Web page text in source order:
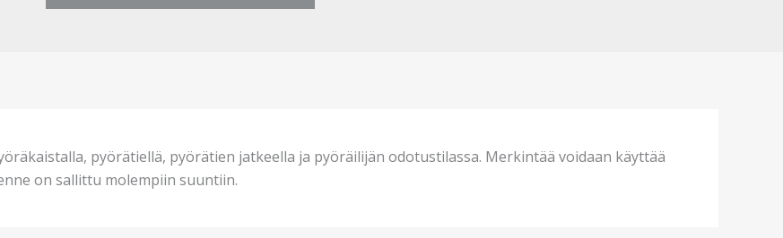
pyörätiellä, pyörätien jatkeella ja pyöräilijän odotustilassa. Merkintää voidaan käyttää
on sallittu molempiin suuntiin.